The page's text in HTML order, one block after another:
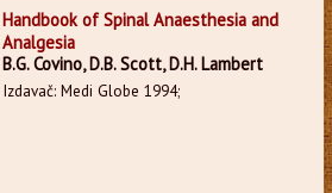
Handbook of Spinal Anaesthesia and
Analgesia
B.G. Covino, D.B. Scott, D.H. Lambert
Izdavač: Medi Globe 1994;